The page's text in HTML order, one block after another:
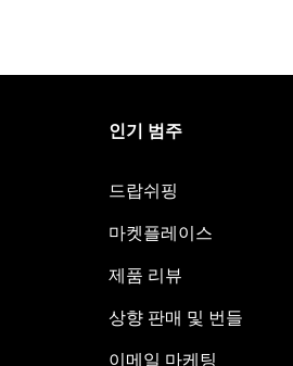
인기 범주
드랍쉬핑
마켓플레이스
제품 리뷰
상향 판매 및 번들
이메일 마케팅